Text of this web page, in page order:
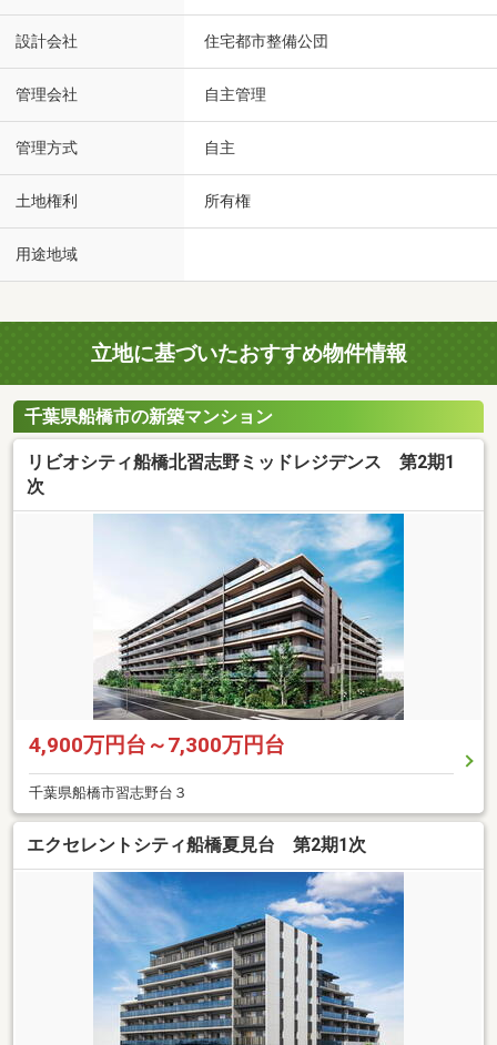
設計会社 住宅都市整備公団
管理会社 自主管理
管理方式 自主
土地権利 所有権
用途地域
立地に基づいたおすすめ物件情報
千葉県船橋市の新築マンション
リビオシティ船橋北習志野ミッドレジデンス 第2期1
次
4,900万円台～7,300万円台
千葉県船橋市習志野台３
エクセレントシティ船橋夏見台 第2期1次